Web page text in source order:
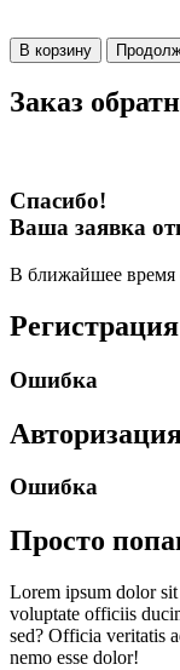
В корзину
Заказ
Спасибо!
Ваша заявка
В ближайшее время
Регистрация
Ошибка
Ошибка
Просто
Lorem ipsum dolor sit
voluptate officiis
sed? Officia veritatis
nemo esse dolor!